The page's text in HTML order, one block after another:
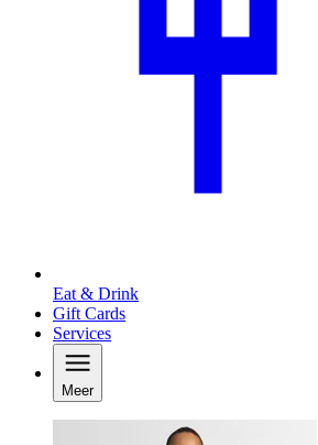
Eat & Drink
Gift Cards
Services
Meer